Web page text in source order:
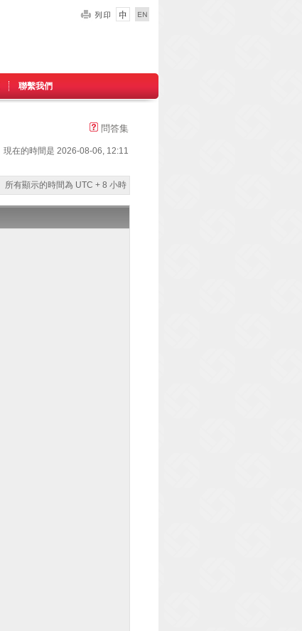
聯繫我們
問答集
現在的時間是 2026-08-06, 12:11
所有顯示的時間為 UTC + 8 小時